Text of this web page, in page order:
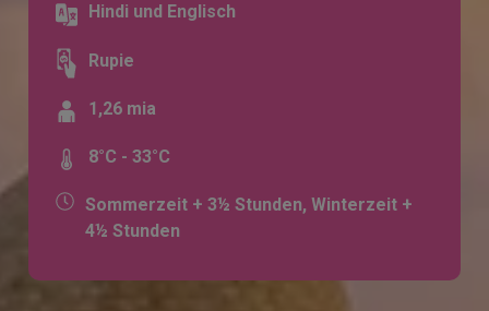
Hindi und Englisch
Rupie
1,26 mia
8°C - 33°C
Sommerzeit + 3½ Stunden, Winterzeit +
4½ Stunden